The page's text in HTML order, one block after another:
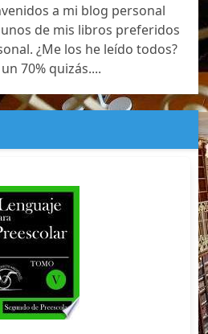
a mi blog personal
de mis libros preferidos
¿Me los he leído todos?
70% quizás....